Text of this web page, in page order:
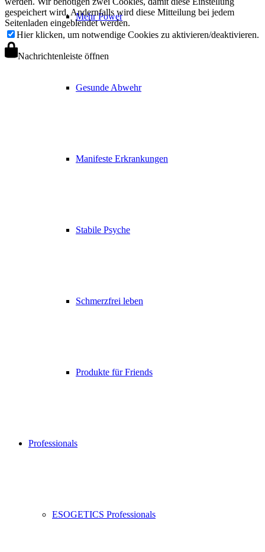
Mehr Power
Gesunde Abwehr
Manifeste Erkrankungen
Stabile Psyche
Schmerzfrei leben
Produkte für Friends
Professionals
ESOGETICS Professionals
gespeichert wird. Andernfalls wird diese Mitteilung bei jedem
Seitenladen eingeblendet werden.
Hier klicken, um notwendige Cookies zu aktivieren/deaktivieren.
Nachrichtenleiste öffnen